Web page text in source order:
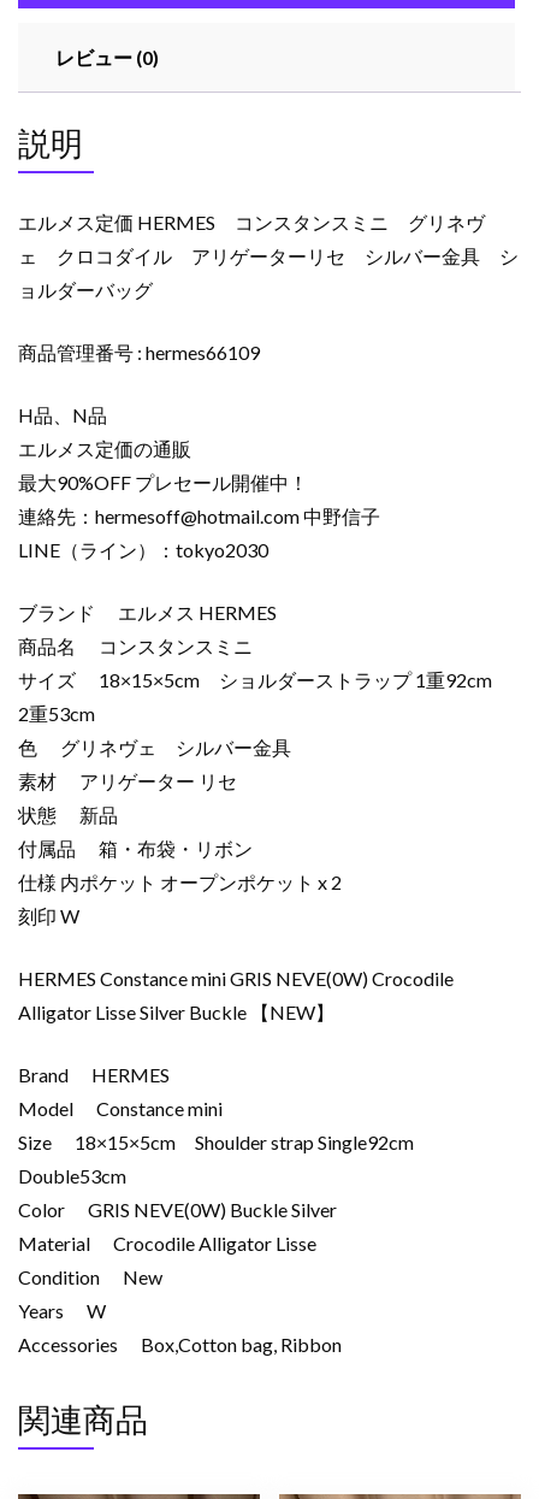
レビュー (0)
説明
エルメス定価 HERMES コンスタンスミニ グリネヴ
ェ クロコダイル アリゲーターリセ シルバー金具 シ
ョルダーバッグ
商品管理番号 : hermes66109
H品、N品
エルメス定価の通販
最大90%OFF プレセール開催中！
連絡先： hermesoff@hotmail.com中野信子
LINE（ライン）：tokyo2030
ブランド エルメス HERMES
商品名 コンスタンスミニ
サイズ 18×15×5cm ショルダーストラップ 1重92cm
2重53cm
色 グリネヴェ シルバー金具
素材 アリゲーター リセ
状態 新品
付属品 箱・布袋・リボン
仕様 内ポケット オープンポケット x 2
刻印 W
HERMES Constance mini GRIS NEVE(0W) Crocodile
Alligator Lisse Silver Buckle 【NEW】
Brand HERMES
Model Constance mini
Size 18×15×5cm Shoulder strap Single92cm
Double53cm
Color GRIS NEVE(0W) Buckle Silver
Material Crocodile Alligator Lisse
Condition New
Years W
Accessories Box,Cotton bag, Ribbon
関連商品